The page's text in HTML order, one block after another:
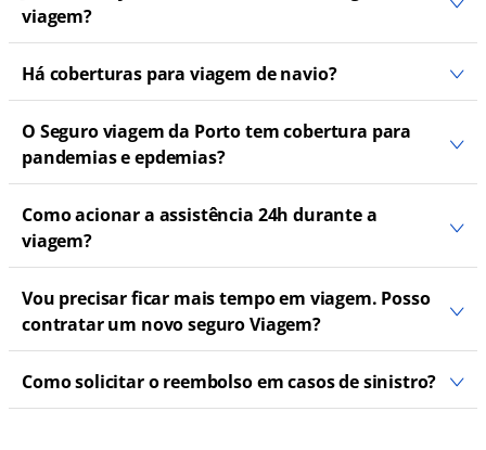
viagem?
Há coberturas para viagem de navio?
O Seguro viagem da Porto tem cobertura para
pandemias e epdemias?
Como acionar a assistência 24h durante a
viagem?
Vou precisar ficar mais tempo em viagem. Posso
contratar um novo seguro Viagem?
Como solicitar o reembolso em casos de sinistro?